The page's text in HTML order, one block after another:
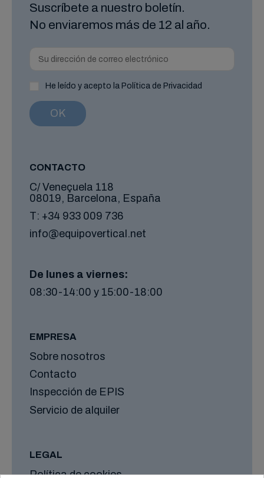
Suscríbete a nuestro boletín.
No enviaremos más de 12 al año.
He leído y acepto la Política de Privacidad
CONTACTO
C/ Veneçuela 118
08019, Barcelona, España
T: +34 933 009 736
info@equipovertical.net
De lunes a viernes:
08:30-14:00 y 15:00-18:00
EMPRESA
Sobre nosotros
Contacto
Inspección de EPIS
Servicio de alquiler
LEGAL
Política de cookies